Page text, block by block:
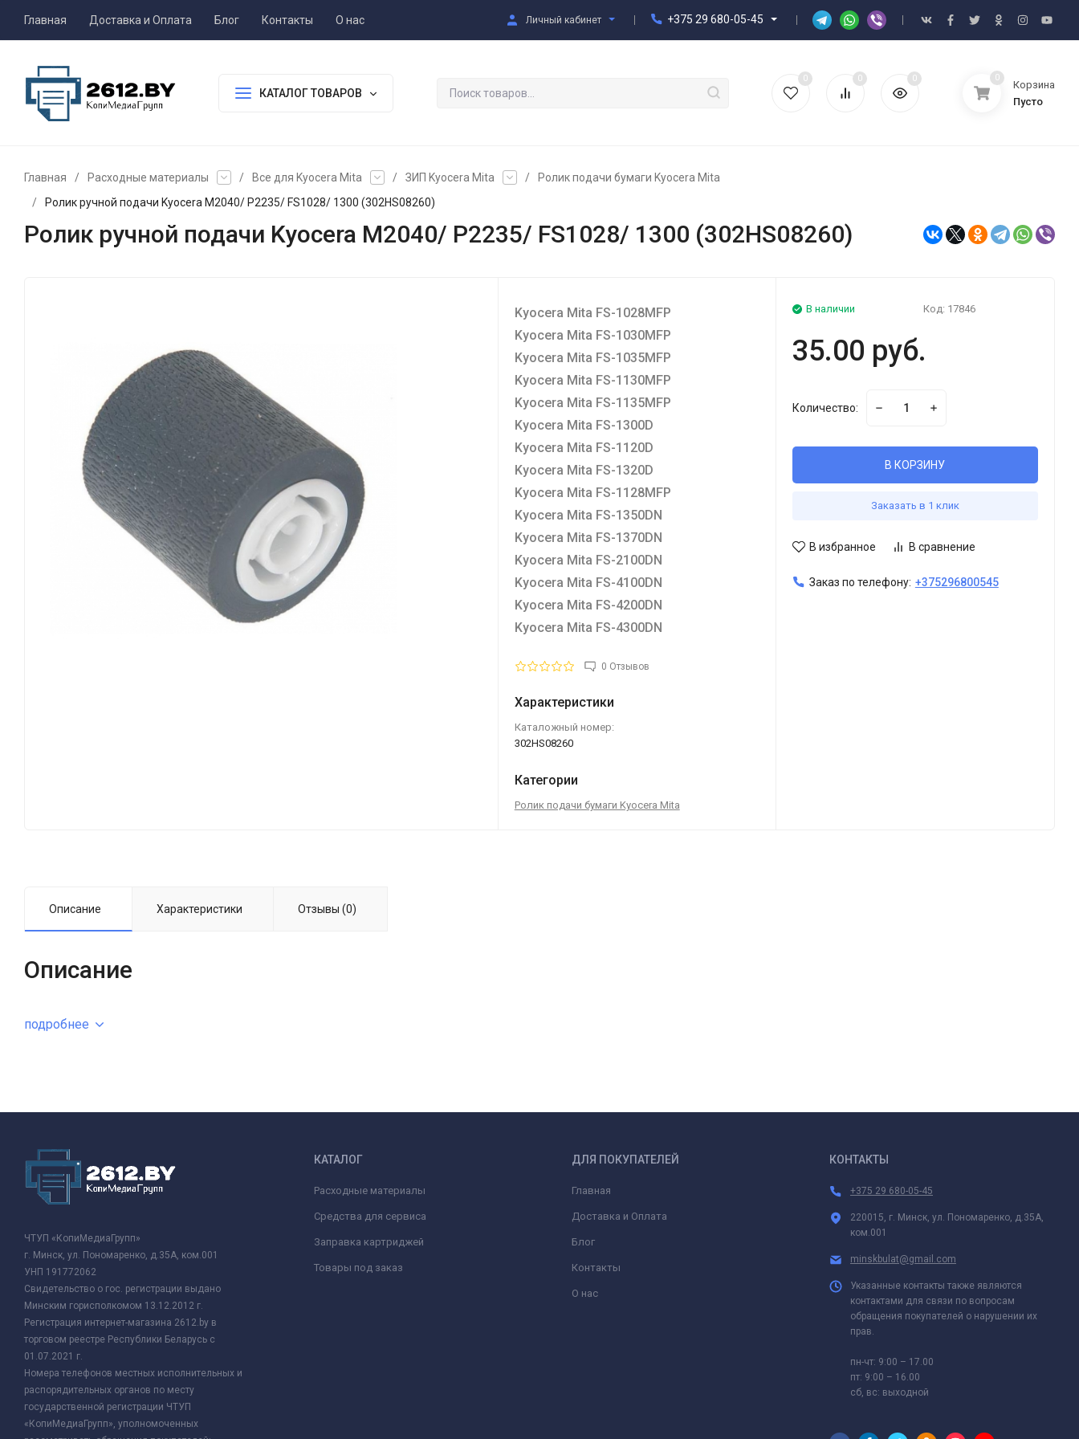
Главная Доставка и Оплата Блог Контакты О нас Личный кабинет +375 29 680-05-45
КАТАЛОГ ТОВАРОВ
0 0 0 0
Корзина
Пусто
Главная / Расходные материалы / Все для Kyocera Mita / ЗИП Kyocera Mita /
Ролик подачи бумаги Kyocera Mita
/
Ролик ручной подачи Kyocera M2040/ P2235/ FS1028/ 1300 (302HS08260)
Ролик ручной подачи Kyocera M2040/ P2235/ FS1028/ 1300 (302HS08260)
Kyocera Mita FS-1028MFP
Kyocera Mita FS-1030MFP
Kyocera Mita FS-1035MFP
Kyocera Mita FS-1130MFP
Kyocera Mita FS-1135MFP
Kyocera Mita FS-1300D
Kyocera Mita FS-1120D
Kyocera Mita FS-1320D
Kyocera Mita FS-1128MFP
Kyocera Mita FS-1350DN
Kyocera Mita FS-1370DN
Kyocera Mita FS-2100DN
Kyocera Mita FS-4100DN
Kyocera Mita FS-4200DN
Kyocera Mita FS-4300DN
0 Отзывов
Характеристики
Каталожный номер:
302HS08260
Категории
Ролик подачи бумаги Kyocera Mita
В наличии Код: 17846
35.00 руб.
Количество:
В КОРЗИНУ
Заказать в 1 клик
В избранное В сравнение
Заказ по телефону: +375296800545
Описание Характеристики Отзывы (0)
Описание
подробнее
ЧТУП «КопиМедиаГрупп»
г. Минск, ул. Пономаренко, д.35А, ком.001
УНП 191772062
Свидетельство о гос. регистрации выдано
Минским горисполкомом 13.12.2012 г.
Регистрация интернет-магазина 2612.by в
торговом реестре Республики Беларусь с
01.07.2021 г.
Номера телефонов местных исполнительных и
распорядительных органов по месту
государственной регистрации ЧТУП
«КопиМедиаГрупп», уполномоченных
КАТАЛОГ
Расходные материалы
Средства для сервиса
Заправка картриджей
Товары под заказ
ДЛЯ ПОКУПАТЕЛЕЙ
Главная
Доставка и Оплата
Блог
Контакты
О нас
КОНТАКТЫ
+375 29 680-05-45
220015, г. Минск, ул. Пономаренко, д.35А,
ком.001
minskbulat@gmail.com
Указанные контакты также являются
контактами для связи по вопросам
обращения покупателей о нарушении их
прав.
пн-чт: 9:00 – 17.00
пт: 9:00 – 16.00
сб, вс: выходной